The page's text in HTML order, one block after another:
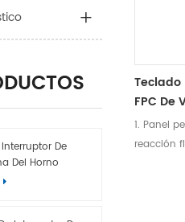
FPC De
1. Panel
reacción
De
Del Horno